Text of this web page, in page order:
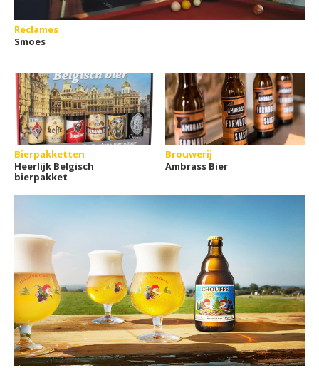
Reclames
Smoes
Bierpakketten
Heerlijk Belgisch
bierpakket
Brouwerij
Ambrass Bier